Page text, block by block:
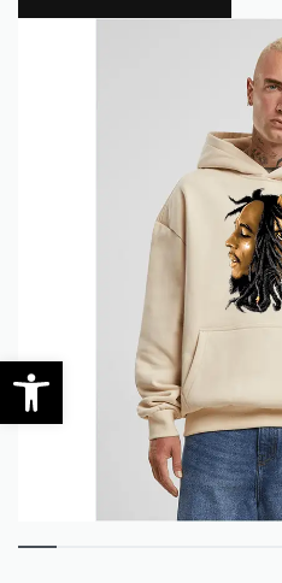
Werkzeugleiste öffnen